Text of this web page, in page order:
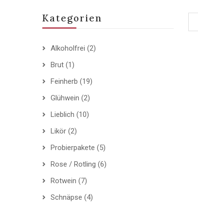
Kategorien
Alkoholfrei (2)
Brut (1)
Feinherb (19)
Glühwein (2)
Lieblich (10)
Likör (2)
Probierpakete (5)
Rose / Rotling (6)
Rotwein (7)
Schnäpse (4)